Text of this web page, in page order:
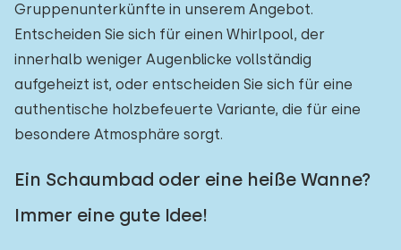
Gruppenunterkünfte in unserem Angebot.
Entscheiden Sie sich für einen Whirlpool, der
innerhalb weniger Augenblicke vollständig
aufgeheizt ist, oder entscheiden Sie sich für eine
authentische holzbefeuerte Variante, die für eine
besondere Atmosphäre sorgt.
Ein Schaumbad oder eine heiße Wanne?
Immer eine gute Idee!